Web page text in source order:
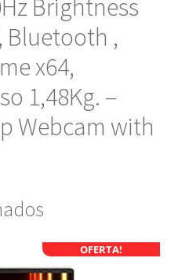
Brightness
Bluetooth ,
x64,
1,48Kg. –
Webcam with
OFERTA!